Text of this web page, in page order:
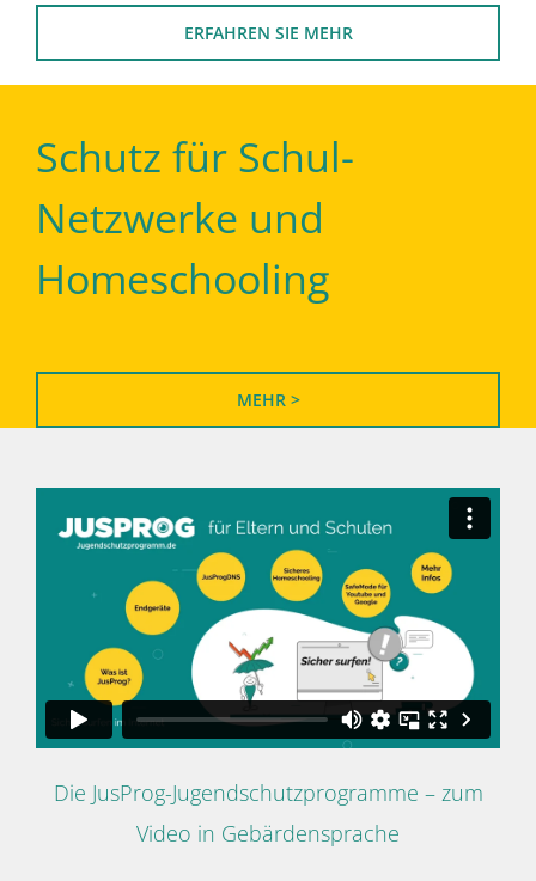
ERFAHREN SIE MEHR
Schutz für Schul-
Netzwerke und
Homeschooling
MEHR >
Die JusProg-Jugendschutzprogramme – zum
Video in Gebärdensprache